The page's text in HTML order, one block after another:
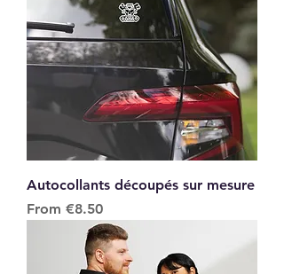
Autocollants découpés sur mesure
From €8.50
Sale Price